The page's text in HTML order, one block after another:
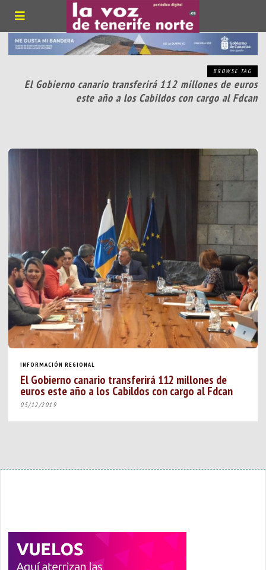
BROWSE TAG
El Gobierno canario transferirá 112 millones de euros
este año a los Cabildos con cargo al Fdcan
INFORMACIÓN REGIONAL
El Gobierno canario transferirá 112 millones de
euros este año a los Cabildos con cargo al Fdcan
05/12/2019